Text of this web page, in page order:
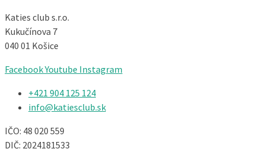
Katies club s.r.o.
Kukučínova 7
040 01 Košice
FacebookYoutube Instagram
+421 904 125 124​
info@katiesclub.sk
IČO: 48 020 559
DIČ: 2024181533